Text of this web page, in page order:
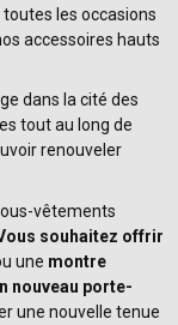
les occasions
accessoires hauts
dans la cité des
tout au long de
renouveler
vêtements
souhaitez offrir
une montre
nouveau porte-
une nouvelle tenue